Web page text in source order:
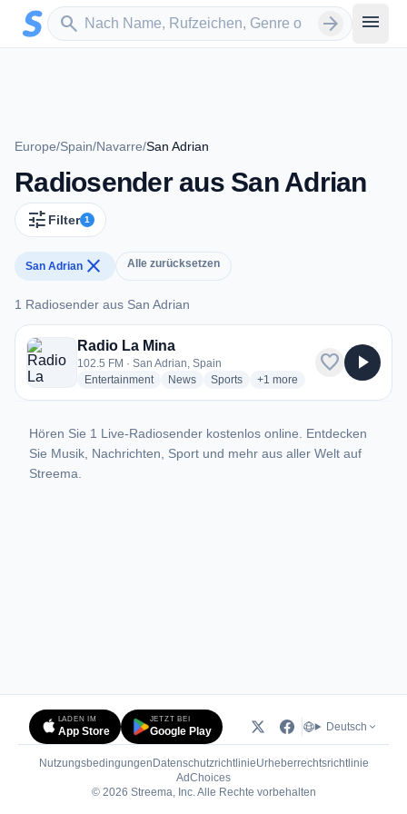
Zum Hauptinhalt springen
search
Sender suchen arrow_forward menu
Europe/Spain/Navarre/San Adrian
Radiosender aus San Adrian
tune Filter 1
San Adrian close Alle zurücksetzen
1 Radiosender aus San Adrian
1 Radiosender aus San Adrian
Radio La Mina
102.5 FM · San Adrian, Spain
Entertainmentradio stations
Newsradio stations
Sportsradio stations
+1 more genres for Radio La
more
favorite play_arrow
Hören Sie 1 Live-Radiosender kostenlos online. Entdecken
Sie Musik, Nachrichten, Sport und mehr aus aller Welt auf
Streema.
LADEN IM
App Store
JETZT BEI
Google Play Deutsch
Nutzungsbedingungen DatenschutzrichtlinieUrheberrechtsrichtlinie
AdChoices(öffnet in neuem Tab)
© 2026 Streema, Inc. Alle Rechte vorbehalten